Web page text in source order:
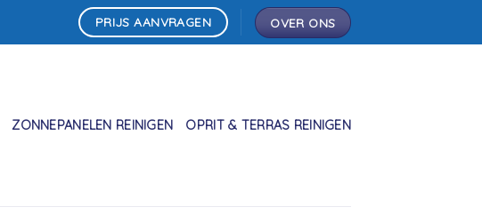
PRIJS AANVRAGEN OVER ONS
ZONNEPANELEN REINIGEN OPRIT & TERRAS REINIGEN